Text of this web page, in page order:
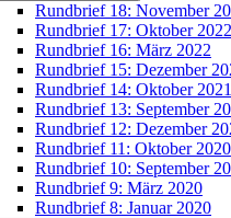
Rundbrief 18: November
Rundbrief 17: Oktober 2022
Rundbrief 16: März 2022
Rundbrief 15: Dezember
Rundbrief 14: Oktober 2021
Rundbrief 13: September
Rundbrief 12: Dezember
Rundbrief 11: Oktober 2020
Rundbrief 10: September
Rundbrief 9: März 2020
Rundbrief 8: Januar 2020